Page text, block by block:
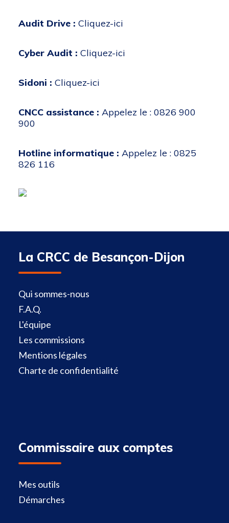
Audit Drive : Cliquez-ici
Cyber Audit : Cliquez-ici
Sidoni : Cliquez-ici
CNCC assistance : Appelez le : 0826 900
900
Hotline informatique : Appelez le : 0825
826 116
La CRCC de Besançon-Dijon
Qui sommes-nous
F.A.Q.
L'équipe
Les commissions
Mentions légales
Charte de confidentialité
Commissaire aux comptes
Mes outils
Démarches